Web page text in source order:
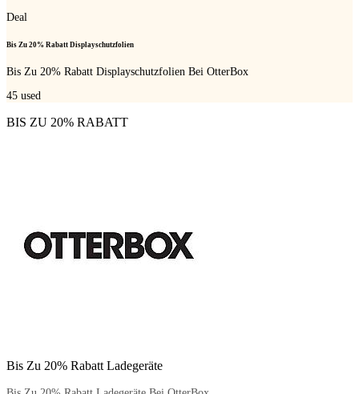
Deal
Bis Zu 20% Rabatt Displayschutzfolien
Bis Zu 20% Rabatt Displayschutzfolien Bei OtterBox
45 used
BIS ZU 20% RABATT
Bis Zu 20% Rabatt Ladegeräte